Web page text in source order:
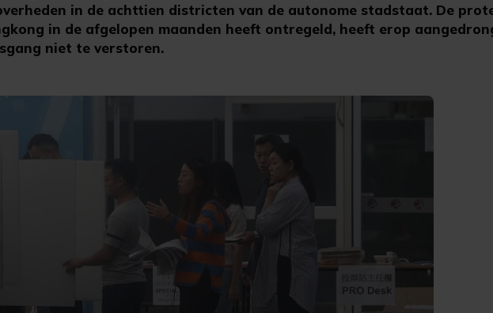
in de achttien districten van de autonome stadstaat. De
in de afgelopen maanden heeft ontregeld, heeft erop
niet te verstoren.